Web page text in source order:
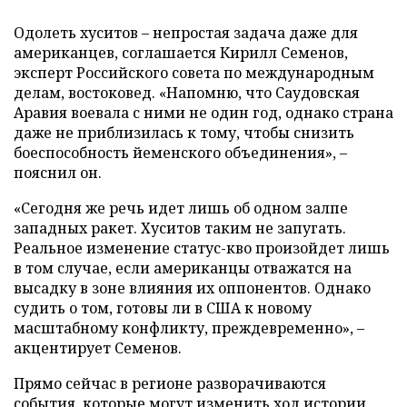
Одолеть хуситов – непростая задача даже для
американцев, соглашается Кирилл Семенов,
эксперт Российского совета по международным
делам, востоковед. «Напомню, что Саудовская
Аравия воевала с ними не один год, однако страна
даже не приблизилась к тому, чтобы снизить
боеспособность йеменского объединения», –
пояснил он.
«Сегодня же речь идет лишь об одном залпе
западных ракет. Хуситов таким не запугать.
Реальное изменение статус-кво произойдет лишь
в том случае, если американцы отважатся на
высадку в зоне влияния их оппонентов. Однако
судить о том, готовы ли в США к новому
масштабному конфликту, преждевременно», –
акцентирует Семенов.
Прямо сейчас в регионе разворачиваются